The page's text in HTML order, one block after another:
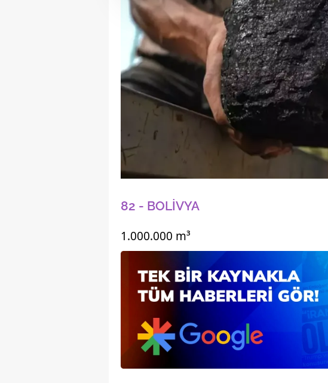
çerezler vasıtasıyla çeşitli kişisel verileriniz
amacıyla kullanılmaktadır. Diğer çerezler,
reklam/pazarlama faaliyetlerinin yapılması,
Çerezlere ilişkin tercihlerinizi aşağıda yer
butonuna tıklayabilir,Çerez Bilgilendirme
6698 sayılı Kişisel Verilerin Korunması
mevzuata uygun olarak kullanılan çerezlerle
82 - BOLİVYA
1.000.000 m³